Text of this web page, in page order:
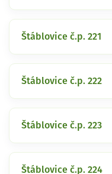
Štáblovice č.p. 221
Štáblovice č.p. 222
Štáblovice č.p. 223
Štáblovice č.p. 224